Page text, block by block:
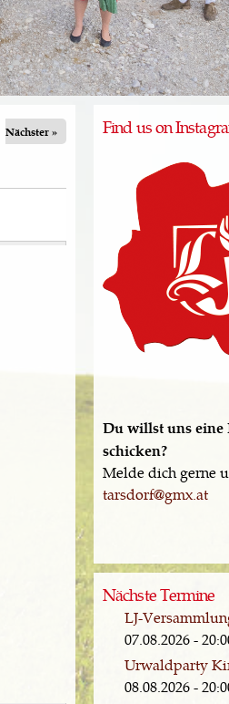
Nächster » Find us on
Du willst uns eine
schicken?
Melde dich gerne
tarsdorf@gmx.at
Nächste Termine
LJ-
07.08.2026 -
Urwaldparty
08.08.2026 -